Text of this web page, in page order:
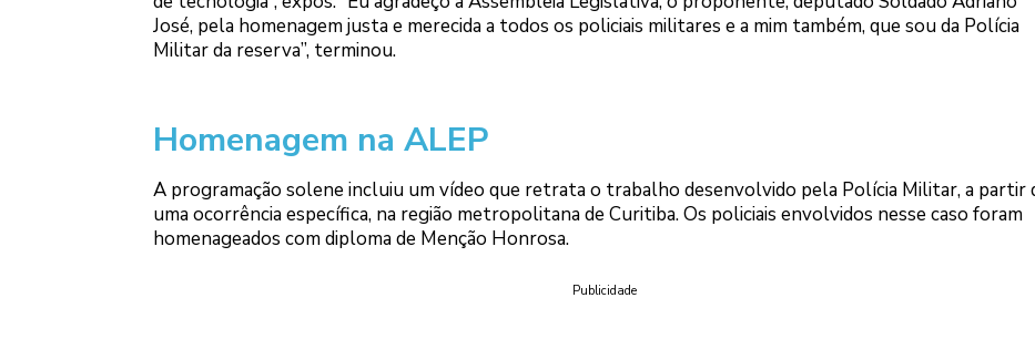
José, pela homenagem justa e merecida a todos os policiais militares e a mim também, que sou da Polícia
Militar da reserva”, terminou.
Homenagem na ALEP
A programação solene incluiu um vídeo que retrata o trabalho desenvolvido pela Polícia Militar, a partir
uma ocorrência específica, na região metropolitana de Curitiba. Os policiais envolvidos nesse caso foram
homenageados com diploma de Menção Honrosa.
Publicidade